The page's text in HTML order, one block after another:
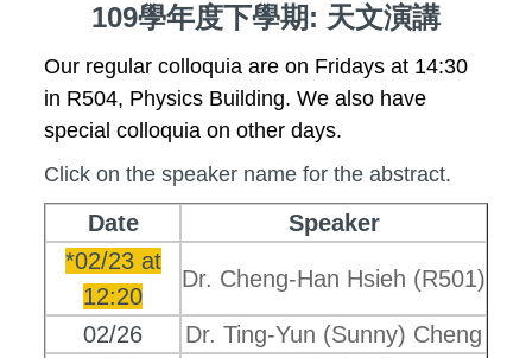
109學年度下學期: 天文演講
Our regular colloquia are on Fridays at 14:30
in R504, Physics Building. We also have
special colloquia on other days.
Click on the speaker name for the abstract.
Date
Speaker
*02/23 at
12:20
Dr. Cheng-Han Hsieh (R501)
02/26
Dr. Ting-Yun (Sunny) Cheng